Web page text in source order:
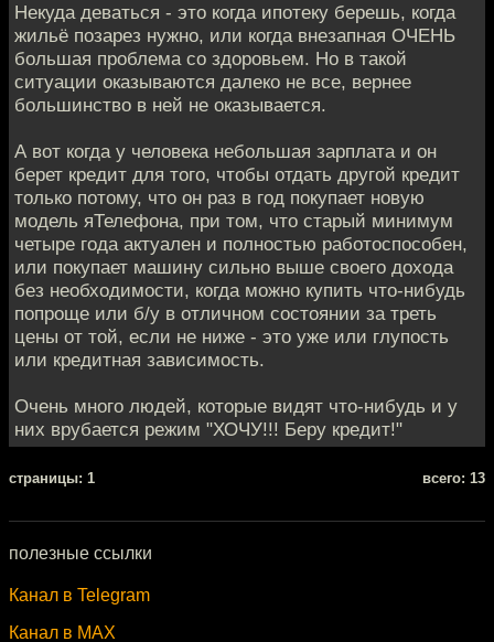
Некуда деваться - это когда ипотеку берешь, когда
жильё позарез нужно, или когда внезапная ОЧЕНЬ
большая проблема со здоровьем. Но в такой
ситуации оказываются далеко не все, вернее
большинство в ней не оказывается.
А вот когда у человека небольшая зарплата и он
берет кредит для того, чтобы отдать другой кредит
только потому, что он раз в год покупает новую
модель яТелефона, при том, что старый минимум
четыре года актуален и полностью работоспособен,
или покупает машину сильно выше своего дохода
без необходимости, когда можно купить что-нибудь
попроще или б/у в отличном состоянии за треть
цены от той, если не ниже - это уже или глупость
или кредитная зависимость.
Очень много людей, которые видят что-нибудь и у
них врубается режим "ХОЧУ!!! Беру кредит!"
cтраницы: 1 всего: 13
полезные ссылки
Канал в Telegram
Канал в MAX